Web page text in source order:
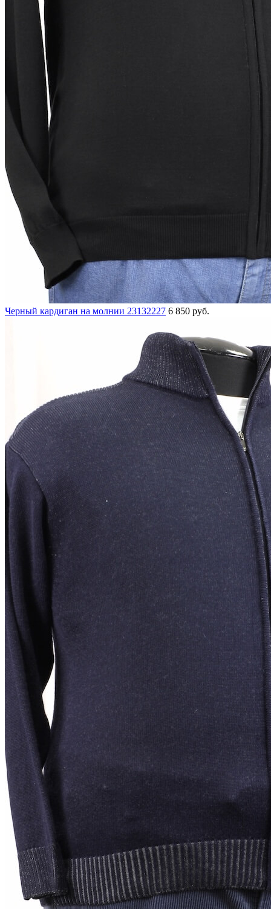
Черный кардиган на молнии 23132227 6 850 руб.